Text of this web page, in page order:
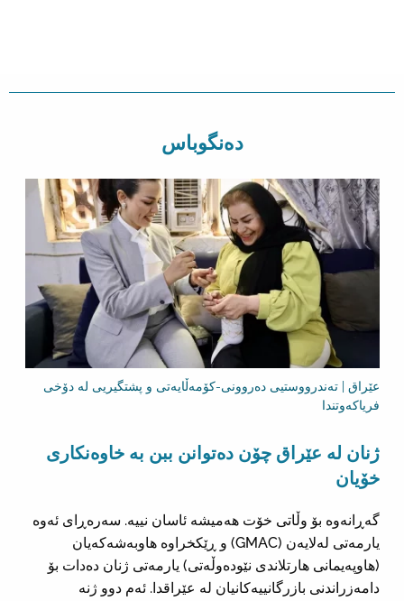
دەنگوباس
عێراق | تەندرووستیی دەروونی-کۆمەڵایەتی و پشتگیریی لە دۆخی
فریاکەوتندا
ژنان لە عێراق چۆن دەتوانن ببن بە خاوەنکاری
خۆیان
گەڕانەوە بۆ وڵاتی خۆت هەمیشە ئاسان نییە. سەرەڕای ئەوە
یارمەتی لەلایەن (GMAC) و ڕێکخراوە هاوبەشەکەیان
(هاوپەیمانی هارتلاندی نێودەوڵەتی) یارمەتی ژنان دەدات بۆ
دامەزراندنی بازرگانییەکانیان لە عێراقدا. ئەم دوو ژنە